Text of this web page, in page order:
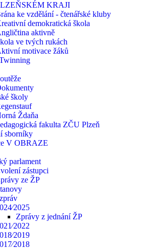
KRAJI
ke vzdělání - čtenářské kluby
demokratická škola
aktivně
ve tvých rukách
motivace žáků
školy
Ždaňa
fakulta ZČU Plzeň
sborníky
V OBRAZE
parlament
zástupci
ze ŽP
Zprávy z jednání ŽP